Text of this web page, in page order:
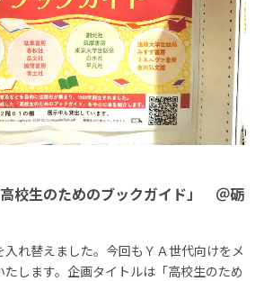
高校生のためのブックガイド」 ＠砺
入れ替えました。今回もＹＡ世代向けをメ
します。企画タイトルは「高校生のため